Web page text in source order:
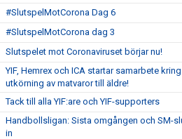
#SlutspelMotCorona Dag 6
#SlutspelMotCorona dag 3
Slutspelet mot Coronaviruset börjar nu!
YIF, Hemrex och ICA startar samarbete
utkörning av matvaror till äldre!
Tack till alla YIF:are och YIF-supporters
Handbollsligan: Sista omgången och SM-
in